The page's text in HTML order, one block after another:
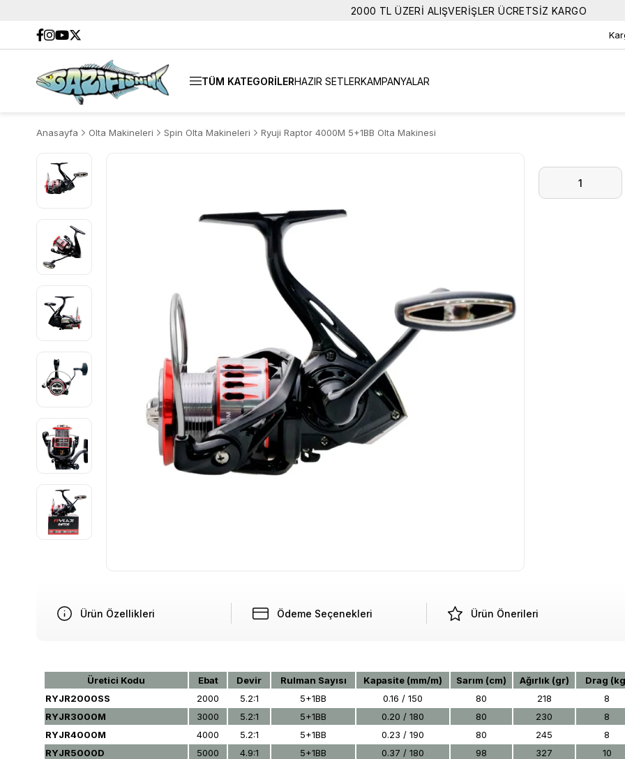
2000 TL ÜZERİ ALIŞVERİŞLER ÜCRETSİZ KARGO
TÜM KATEGORİLERHAZIR SETLERKAMPANYALAR
Anasayfa Olta Makineleri Spin Olta Makineleri Ryuji Raptor 4000M 5+1BB Olta Makinesi
Ürün Özellikleri Ödeme Seçenekleri Ürün Önerileri
Üretici Kodu Ebat Devir Rulman Sayısı Kapasite (mm/m) Sarım (cm) Ağırlık (gr)
Drag
RYJR2000SS
2000 5.2:1 5+1BB 0.16 / 150 80 218
8
RYJR3000M
3000 5.2:1 5+1BB 0.20 / 180 80 230
8
RYJR4000M
4000 5.2:1 5+1BB 0.23 / 190 80 245
8
RYJR5000D
5000 4.9:1 5+1BB 0.37 / 180 98 327
10